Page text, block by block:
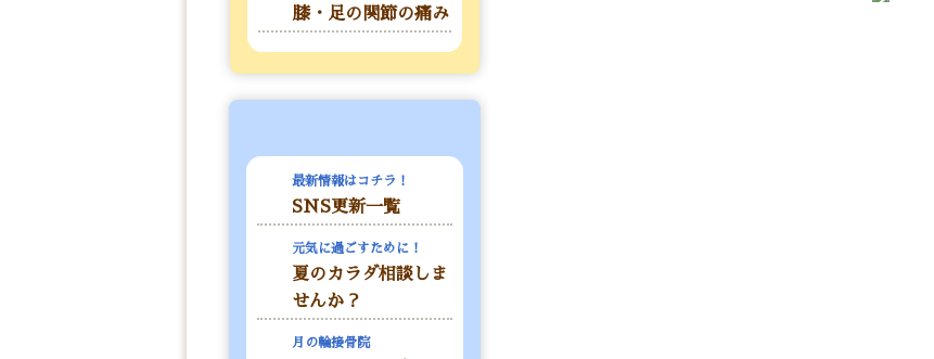
膝・足の関節の痛み
最新情報はコチラ！
SNS更新一覧
元気に過ごすために！
夏のカラダ相談しま
せんか？
月の輪接骨院